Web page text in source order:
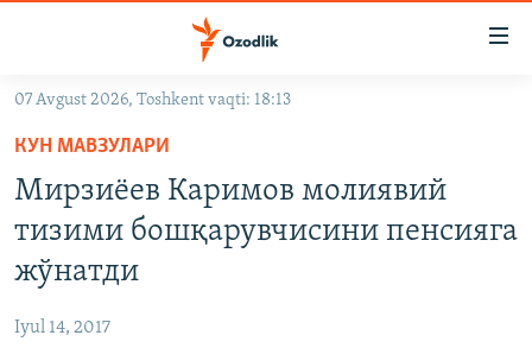
Асосий
навигацияга
ўтинг
Қидиришга
ўтинг
OZODARXIV
На русском
ИЖТИМОИЙ ТАРМОҚЛАР
07 Avgust 2026, Toshkent vaqti: 18:13
КУН МАВЗУЛАРИ
Мирзиëев Каримов молиявий
тизими бошқарувчисини пенсияга
жўнатди
Iyul 14, 2017